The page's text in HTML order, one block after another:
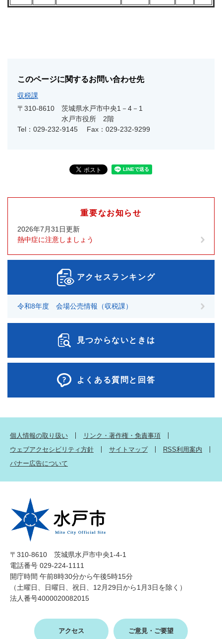
このページに関するお問い合わせ先
収税課
〒310-8610
茨城県水戸市中央1－4－1
水戸市役所 2階
Tel：029-232-9145
Fax：029-232-9299
重要なお知らせ
2026年7月31日更新
熱中症に注意しましょう
アクセスランキング
令和8年度 会場公売情報（収税課）
見つからないときは
よくある質問と回答
個人情報の取り扱い
リンク・著作権・免責事項
ウェブアクセシビリティ方針
サイトマップ
RSS利用案内
バナー広告について
〒310-8610 茨城県水戸市中央1-4-1
電話番号 029-224-1111
開庁時間 午前8時30分から午後5時15分
（土曜日、日曜日、祝日、12月29日から1月3日を除く）
法人番号4000020082015
アクセス ご意見・ご要望